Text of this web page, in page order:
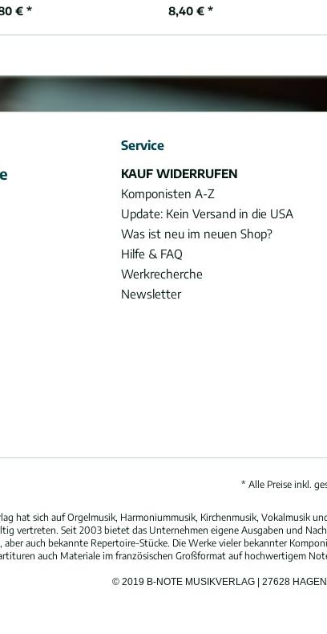
€ * 8,40 € *
Service
KAUF WIDERRUFEN
Komponisten A-Z
Update: Kein Versand in die USA
Was ist neu im neuen Shop?
Hilfe & FAQ
Werkrecherche
Newsletter
* Alle Preise inkl.
hat sich auf Orgelmusik, Harmoniummusik, Kirchenmusik, Vokalmusik
vertreten. Seit 2003 bietet das Unternehmen eigene Ausgaben und
auch bekannte Repertoire-Stücke. Die Werke vieler bekannter
auch Materiale im französischen Großformat auf hochwertigem
© 2019 B-NOTE MUSIKVERLAG | 27628